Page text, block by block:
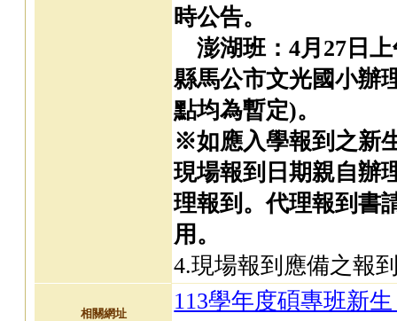
時公告。
澎湖班：4月27日上
縣馬公市文光國小辦
點均為暫定)。
※如應入學報到之新
現場報到日期親自辦
理報到。代理報到書
用。
4.現場報到應備之報
相關網址 113學年度碩專班新